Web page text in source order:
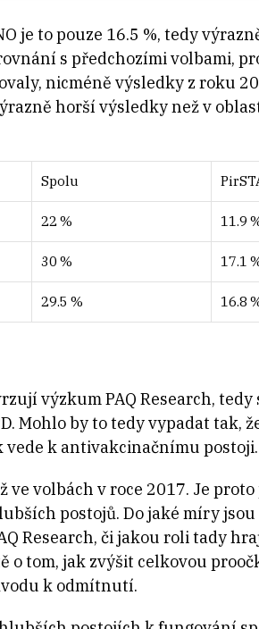
je to pouze 16.5 %, tedy
s předchozími volbami,
nicméně výsledky z roku
horší výsledky než v
Spolu
22 % 11.9
30 % 17.1
29.5 % 16.8
výzkum PAQ Research, tedy
Mohlo by to tedy vypadat tak,
vede k antivakcinačnímu postoji.
volbách v roce 2017. Je
postojů. Do jaké míry
Research, či jakou roli tady
o tom, jak zvýšit celkovou
k odmítnutí.